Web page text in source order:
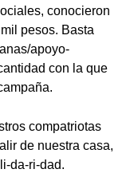
conocieron
pesos. Basta
apoyo-
con la que
compatriotas
de nuestra casa,
da-ri-dad.